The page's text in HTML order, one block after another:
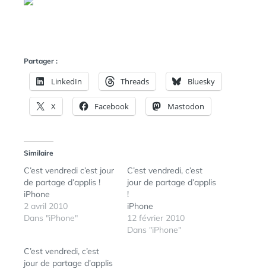
Partager :
LinkedIn Threads Bluesky
X Facebook Mastodon
Similaire
C’est vendredi c’est jour
de partage d’applis !
iPhone
2 avril 2010
Dans "iPhone"
C’est vendredi, c’est
jour de partage d’applis
!
iPhone
12 février 2010
Dans "iPhone"
C’est vendredi, c’est
jour de partage d’applis